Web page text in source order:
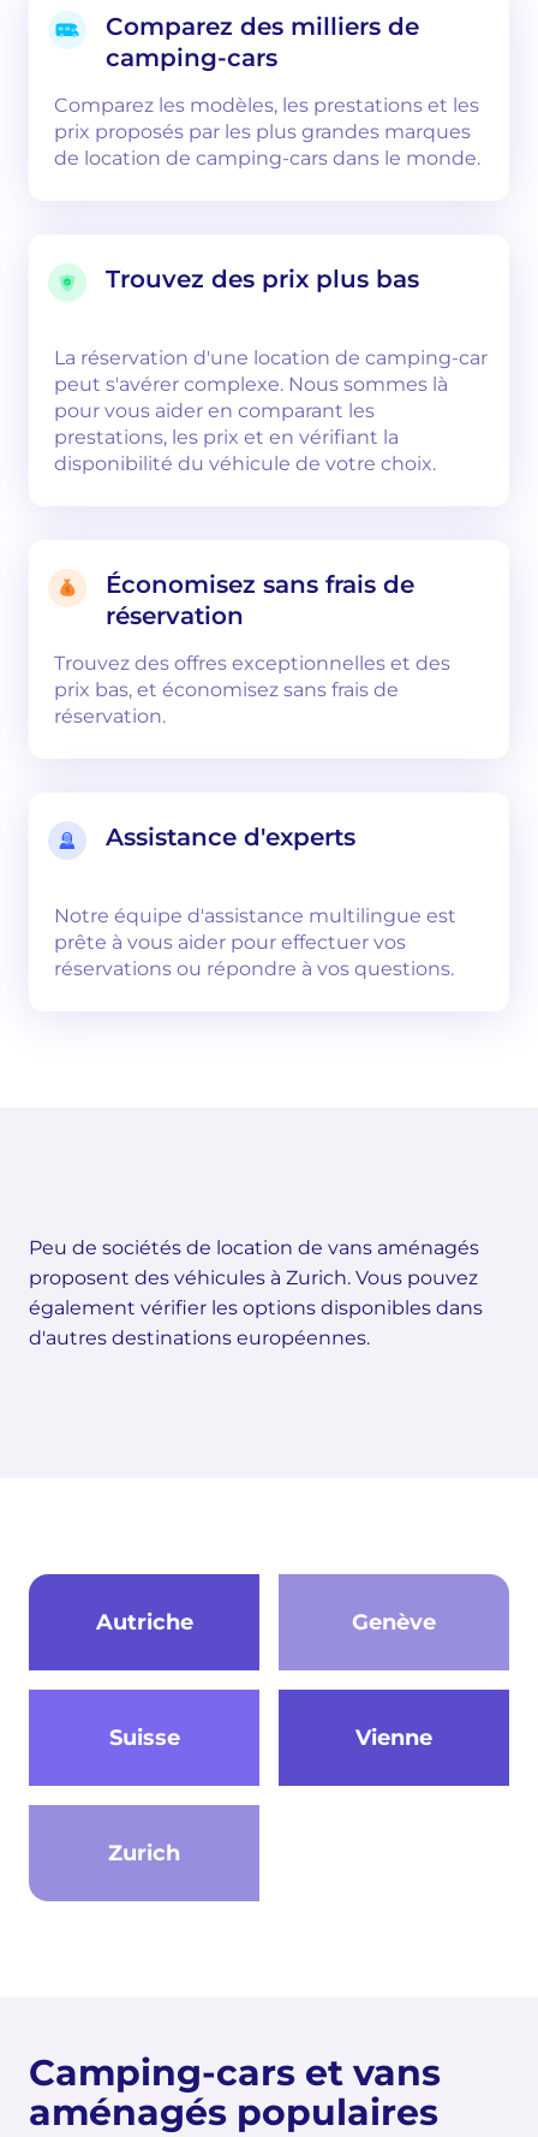
Comparez des milliers de
camping-cars
Comparez les modèles, les prestations et les
prix proposés par les plus grandes marques
de location de camping-cars dans le monde.
Trouvez des prix plus bas
La réservation d'une location de camping-car
peut s'avérer complexe. Nous sommes là
pour vous aider en comparant les
prestations, les prix et en vérifiant la
disponibilité du véhicule de votre choix.
Économisez sans frais de
réservation
Trouvez des offres exceptionnelles et des
prix bas, et économisez sans frais de
réservation.
Assistance d'experts
Notre équipe d'assistance multilingue est
prête à vous aider pour effectuer vos
réservations ou répondre à vos questions.
Peu de sociétés de location de vans aménagés
proposent des véhicules à Zurich. Vous pouvez
également vérifier les options disponibles dans
d'autres destinations européennes.
Autriche Genève
Suisse Vienne
Zurich
Camping-cars et vans
aménagés populaires